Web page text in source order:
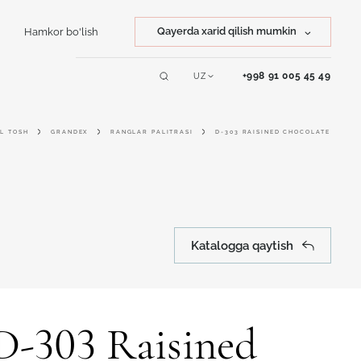
Online dizayner
Hamkor bo'lish Qayerda xarid qilish mumkin
UZ +998 91 005 45 49
TOSH GRANDEX RANGLAR PALITRASI D-303 RAISINED CHOCOLATE
Katalogga qaytish
303 Raisined